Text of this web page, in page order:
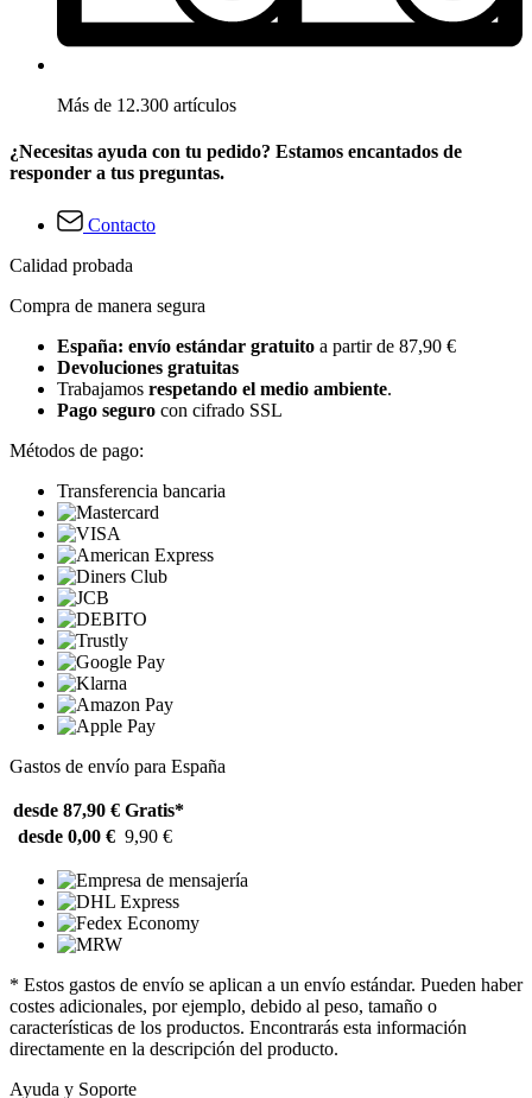
Más de 12.300 artículos
¿Necesitas ayuda con tu pedido? Estamos encantados de
responder a tus preguntas.
Contacto
Calidad probada
Compra de manera segura
España: envío estándar gratuito a partir de 87,90 €
Devoluciones gratuitas
Trabajamos respetando el medio ambiente.
Pago seguro con cifrado SSL
Métodos de pago:
Transferencia bancaria
Gastos de envío para España
desde 87,90 € Gratis*
desde 0,00 € 9,90 €
* Estos gastos de envío se aplican a un envío estándar. Pueden haber
costes adicionales, por ejemplo, debido al peso, tamaño o
características de los productos. Encontrarás esta información
directamente en la descripción del producto.
Ayuda y Soporte